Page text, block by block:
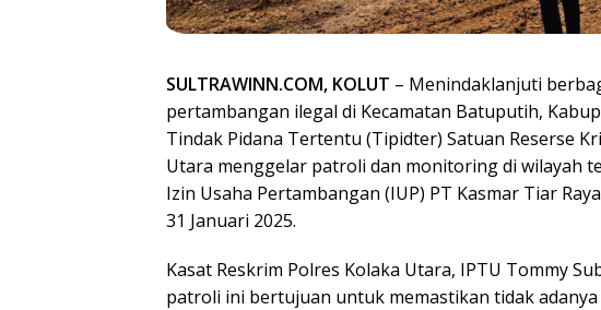
SULTRAWINN.COM, KOLUT – Menindaklanjuti
pertambangan ilegal di Kecamatan Batuputih,
Tindak Pidana Tertentu (Tipidter) Satuan Reserse
Utara menggelar patroli dan monitoring di wilayah
Izin Usaha Pertambangan (IUP) PT Kasmar Tiar
31 Januari 2025.
Kasat Reskrim Polres Kolaka Utara, IPTU Tommy
patroli ini bertujuan untuk memastikan tidak